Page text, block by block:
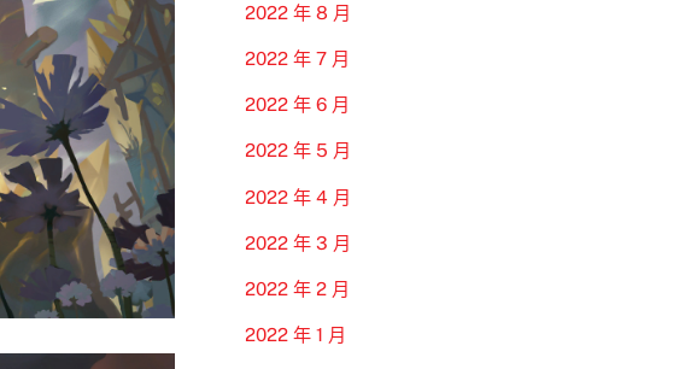
2022 年 8 月
2022 年 7 月
2022 年 6 月
2022 年 5 月
2022 年 4 月
2022 年 3 月
2022 年 2 月
2022 年 1 月